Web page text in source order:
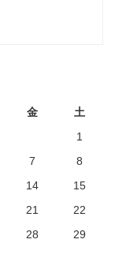
金
土
1
7
8
14
15
21
22
28
29